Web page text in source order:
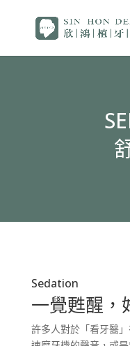
Sedation
一覺甦醒，
許多人對於「看牙醫